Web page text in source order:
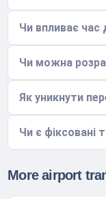
Чи впливає час
Чи можна
Як уникнути
Чи є фіксовані
More airport